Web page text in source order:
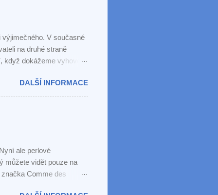
V současné
na druhé straně
když dokážeme vyhovět i
i odstínem a
si náhrdelník nemohla
DALŠÍ INFORMACE
ale perlové
můžete vidět pouze na
Comme des